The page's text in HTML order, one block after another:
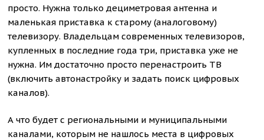
просто. Нужна только дециметровая антенна и
маленькая приставка к старому (аналоговому)
телевизору. Владельцам современных телевизоров,
купленных в последние года три, приставка уже не
нужна. Им достаточно просто перенастроить ТВ
(включить автонастройку и задать поиск цифровых
каналов).
А что будет с региональными и муниципальными
каналами, которым не нашлось места в цифровых